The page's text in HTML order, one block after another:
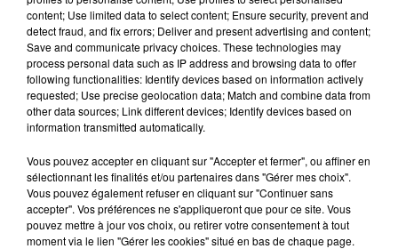
content; Use limited data to select content; Ensure security, prevent and
detect fraud, and fix errors; Deliver and present advertising and content;
Save and communicate privacy choices. These technologies may
process personal data such as IP address and browsing data to offer
following functionalities: Identify devices based on information actively
requested; Use precise geolocation data; Match and combine data from
other data sources; Link different devices; Identify devices based on
information transmitted automatically.
Vous pouvez accepter en cliquant sur "Accepter et fermer", ou affiner en
sélectionnant les finalités et/ou partenaires dans "Gérer mes choix".
Vous pouvez également refuser en cliquant sur "Continuer sans
accepter". Vos préférences ne s'appliqueront que pour ce site. Vous
pouvez mettre à jour vos choix, ou retirer votre consentement à tout
moment via le lien "Gérer les cookies" situé en bas de chaque page.